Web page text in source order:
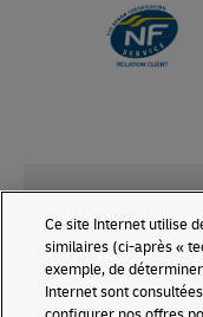
DHL,
LOGISTIQUE
Ce site Internet utilise
similaires (ci-après «
exemple, de
Internet sont